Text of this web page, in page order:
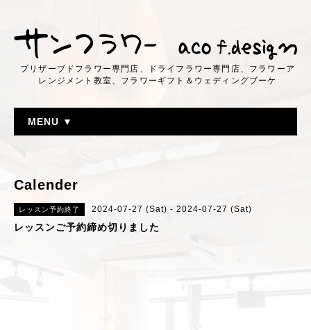
プリザーブドフラワー専門店、ドライフラワー専門店、フラワーア
レンジメント教室、フラワーギフト＆ウェディングブーケ
MENU ▼
Calender
レッスン予約終了 2024-07-27 (Sat) - 2024-07-27 (Sat)
レッスンご予約締め切りました